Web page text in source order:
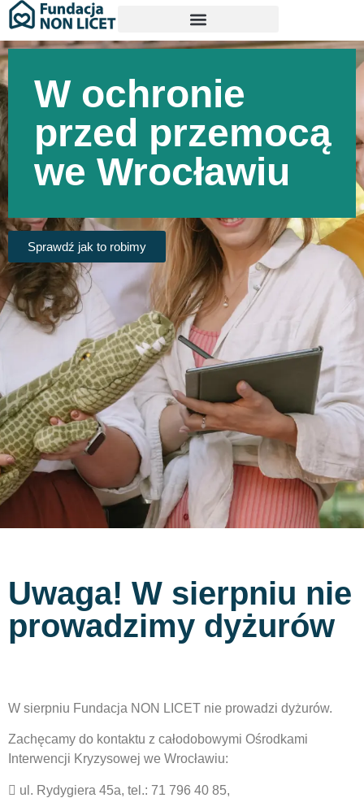
W ochronie
przed przemocą
we Wrocławiu
Sprawdź jak to robimy
Uwaga! W sierpniu nie
prowadzimy dyżurów
W sierpniu Fundacja NON LICET nie prowadzi dyżurów.
Zachęcamy do kontaktu z całodobowymi Ośrodkami
Interwencji Kryzysowej we Wrocławiu:
 ul. Rydygiera 45a, tel.: 71 796 40 85,